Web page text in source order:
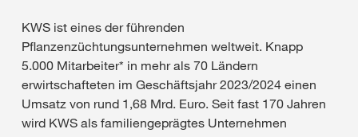
KWS ist eines der führenden
Pflanzenzüchtungsunternehmen weltweit. Knapp
5.000 Mitarbeiter* in mehr als 70 Ländern
erwirtschafteten im Geschäftsjahr 2023/2024 einen
Umsatz von rund 1,68 Mrd. Euro. Seit fast 170 Jahren
wird KWS als familiengeprägtes Unternehmen